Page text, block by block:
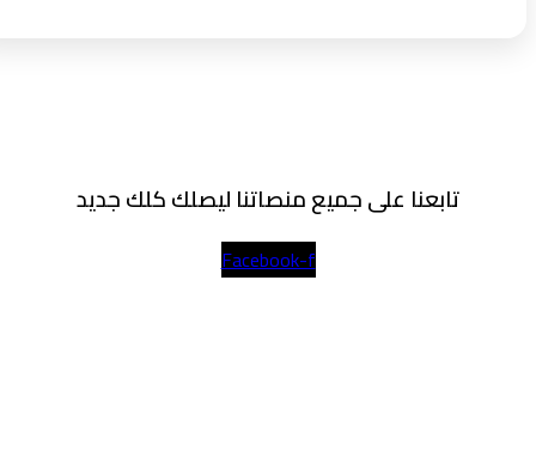
تابعنا على جميع منصاتنا ليصلك كلك جديد
Facebook-f